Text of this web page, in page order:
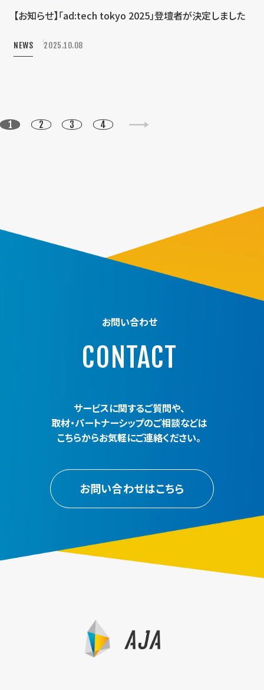
【お知らせ】「ad:tech tokyo 2025」登壇者が決定しました
NEWS 2025.10.08
1 2 3 4
お問い合わせ
CONTACT
サービスに関するご質問や、
取材・パートナーシップのご相談などは
こちらからお気軽にご連絡ください。
お問い合わせはこちら